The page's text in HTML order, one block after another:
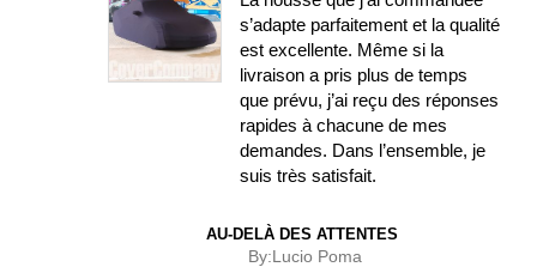
s’adapte parfaitement et la qualité
est excellente. Même si la
livraison a pris plus de temps
que prévu, j’ai reçu des réponses
rapides à chacune de mes
demandes. Dans l’ensemble, je
suis très satisfait.
AU-DELÀ DES ATTENTES
By:Lucio Poma